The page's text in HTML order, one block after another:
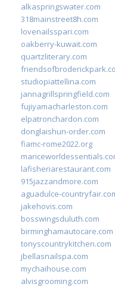
alkaspringswater.com
318mainstreet8h.com
lovenailsspari.com
oakberry-kuwait.com
quartzliterary.com
studiopiattellina.com
jannagrillspringfield.com
fujiyamacharleston.com
elpatronchardon.com
donglaishun-order.com
fiamc-rome2022.org
lafisheriarestaurant.com
915jazzandmore.com
aguadulce-
jakehovis.com
bosswingsduluth.com
birminghamautocare.com
tonyscountrykitchen.com
jbellasnailspa.com
mychaihouse.com
alvisgrooming.com